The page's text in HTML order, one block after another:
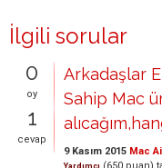
İlgili sorular
0
oy
1
cevap
Arkadaşlar
Sahip Mac
9 Kasım 2015 Mac
Yardımcı (650 puan)